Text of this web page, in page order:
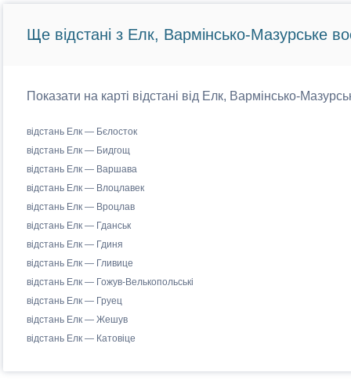
Ще відстані з Елк, Вармінсько-Мазурське
Показати на карті відстані від Елк, Вармінсько-
відстань Елк — Бєлосток
відстань Елк — Бидгощ
відстань Елк — Варшава
відстань Елк — Влоцлавек
відстань Елк — Вроцлав
відстань Елк — Гданськ
відстань Елк — Гдиня
відстань Елк — Гливице
відстань Елк — Гожув-Велькопольські
відстань Елк — Груец
відстань Елк — Жешув
відстань Елк — Катовіце